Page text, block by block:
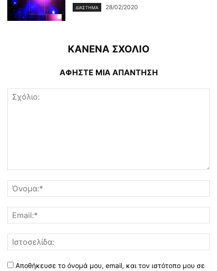
ΔΙΆΣΤΗΜΑ 28/02/2020
ΚΑΝΕΝΑ ΣΧΟΛΙΟ
ΑΦΗΣΤΕ ΜΙΑ ΑΠΑΝΤΗΣΗ
Αποθήκευσε το όνομά μου, email, και τον ιστότοπο μου σε